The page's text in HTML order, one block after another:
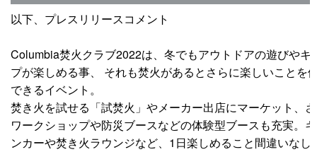
以下、プレスリリースコメント
Columbia焚火クラブ2022は、冬でもアウトドアの遊びやキ
プが楽しめる事、 それも焚火があるとさらに楽しいことを
できるイベント。
焚き火を試せる「試焚火」やメーカー出店にマーケット、
ワークショップや防災ブースなどの体験型ブースも充実。
ンカーや焚き火ラウンジなど、1日楽しめること間違いなし